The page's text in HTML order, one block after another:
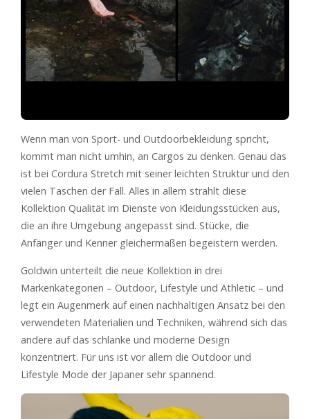
Wenn man von Sport- und Outdoorbekleidung spricht,
kommt man nicht umhin, an Cargos zu denken. Genau das
ist bei Cordura Stretch mit seiner leichten Struktur und den
vielen Taschen der Fall. Alles in allem strahlt diese
Kollektion Qualität im Dienste von Kleidungsstücken aus,
die an ihre Umgebung angepasst sind. Stücke, die
Anfänger und Kenner gleichermaßen begeistern werden.
Goldwin unterteilt die neue Kollektion in drei
Markenkategorien – Outdoor, Lifestyle und Athletic – und
legt ein Augenmerk auf einen nachhaltigen Ansatz bei den
verwendeten Materialien und Techniken, während sich das
andere auf das schlanke und moderne Design
konzentriert. Für uns ist vor allem die Outdoor und
Lifestyle Mode der Japaner sehr spannend.